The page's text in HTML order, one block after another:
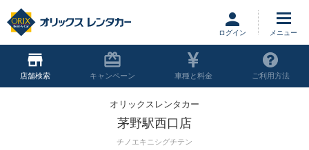
ログイン
店舗 キャンペーン 車種と料金 ご利用方法
オリックスレンタカー
茅野駅西口店
チノエキニシグチテン